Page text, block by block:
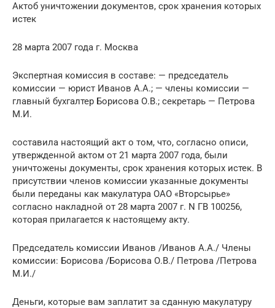
Актоб уничтожении документов, срок хранения которых
истек
28 марта 2007 года г. Москва
Экспертная комиссия в составе: — председатель
комиссии — юрист Иванов А.А.; — члены комиссии —
главный бухгалтер Борисова О.В.; секретарь — Петрова
М.И.
составила настоящий акт о том, что, согласно описи,
утвержденной актом от 21 марта 2007 года, были
уничтожены документы, срок хранения которых истек. В
присутствии членов комиссии указанные документы
были переданы как макулатура ОАО «Вторсырье»
согласно накладной от 28 марта 2007 г. N ГВ 100256,
которая прилагается к настоящему акту.
Председатель комиссии Иванов /Иванов А.А./ Члены
комиссии: Борисова /Борисова О.В./ Петрова /Петрова
М.И./
Деньги, которые вам заплатит за сданную макулатуру